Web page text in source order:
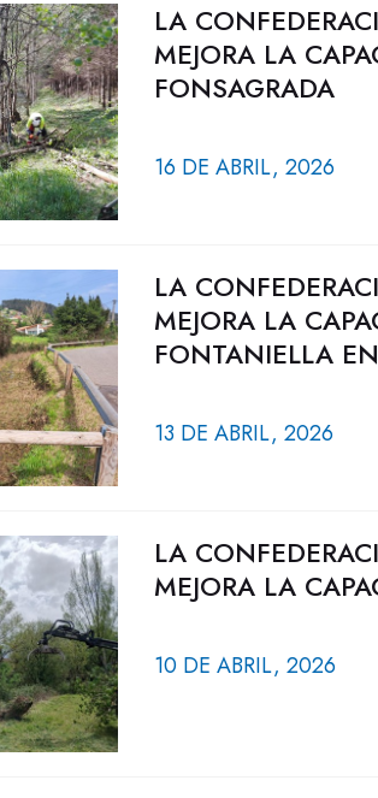
LA
MEJORA LA
FONSAGRADA
16 DE ABRIL, 2026
LA
MEJORA LA
FONTANIELLA
13 DE ABRIL, 2026
LA
MEJORA LA
10 DE ABRIL, 2026